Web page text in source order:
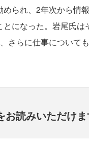
られ、2年次から情
になった。岩尾氏は
さらに仕事について
お読みいただけ